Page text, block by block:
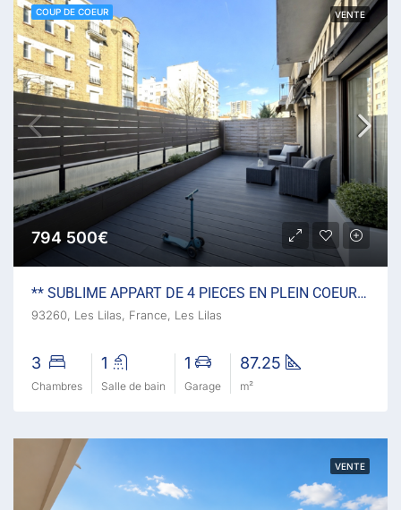
COUP DE COEUR VENTE
794 500€
** SUBLIME APPART DE 4 PIECES EN PLEIN COEUR DES LILAS **
93260, Les Lilas, France, Les Lilas
3
Chambres
1
Salle de bain
1
Garage
87.25
m²
VENTE